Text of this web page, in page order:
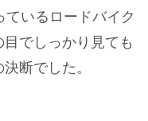
いるロードバイク
でしっかり見ても
断でした。